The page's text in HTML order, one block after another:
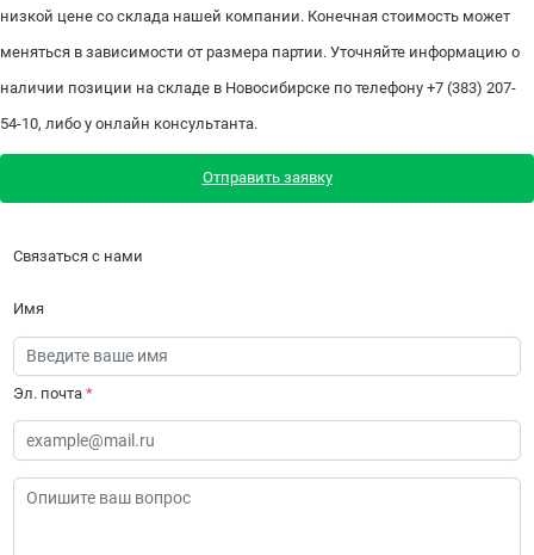
низкой цене со склада нашей компании. Конечная стоимость может
меняться в зависимости от размера партии. Уточняйте информацию о
наличии позиции на складе в Новосибирске по телефону +7 (383) 207-
54-10, либо у онлайн консультанта.
Отправить заявку
Связаться с нами
Имя
Эл. почта *